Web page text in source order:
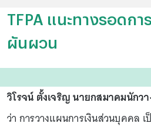
TFPA แนะทางรอดกา
ผันผวน
วิโรจน์ ตั้งเจริญ นายกสมาคมนักว
ว่า การวางแผนการเงินส่วนบุคคล